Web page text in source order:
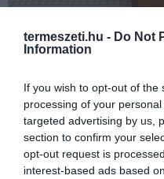
termeszeti.hu - Do Not
Information
If you wish to opt-out of
processing of your
targeted advertising by us,
section to confirm your
opt-out request is
interest-based ads based